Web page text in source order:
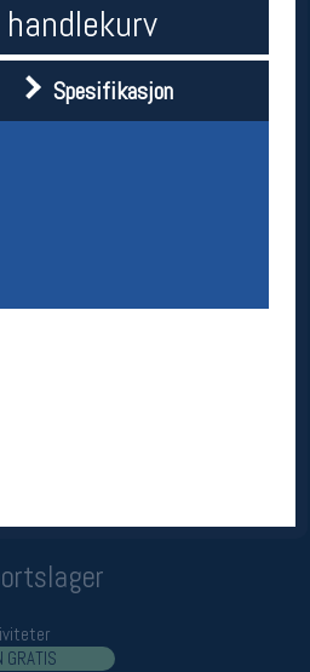
Spesifikasjon
GRATIS